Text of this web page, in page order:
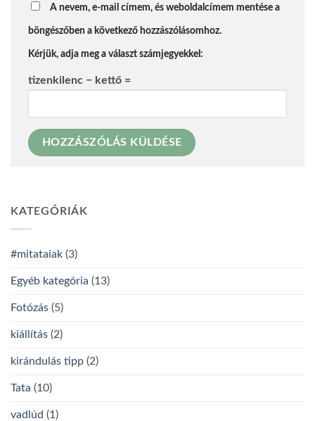
A nevem, e-mail címem, és weboldalcímem mentése a
böngészőben a következő hozzászólásomhoz.
Kérjük, adja meg a választ számjegyekkel:
tizenkilenc − kettő =
KATEGÓRIÁK
#mitataiak (3)
Egyéb kategória (13)
Fotózás (5)
kiállítás (2)
kirándulás tipp (2)
Tata (10)
vadlúd (1)